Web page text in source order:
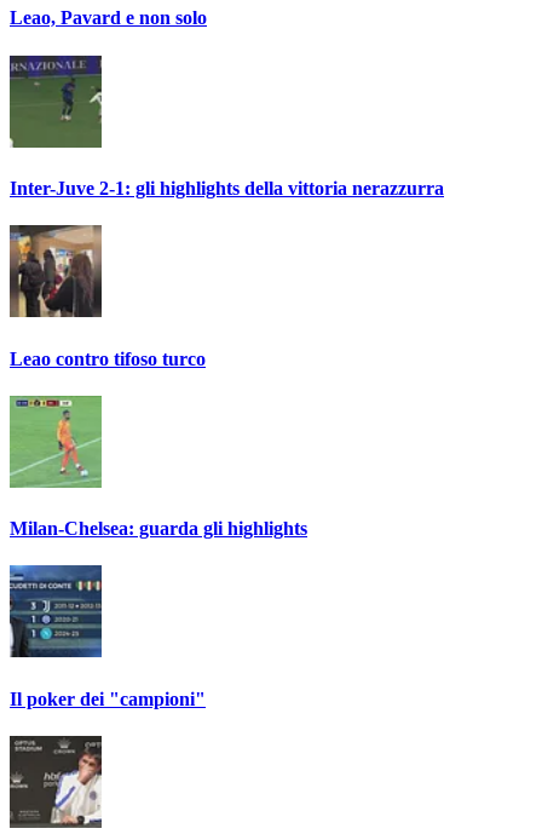
Leao, Pavard e non solo
Inter-Juve 2-1: gli highlights della vittoria nerazzurra
Leao contro tifoso turco
Milan-Chelsea: guarda gli highlights
Il poker dei "campioni"